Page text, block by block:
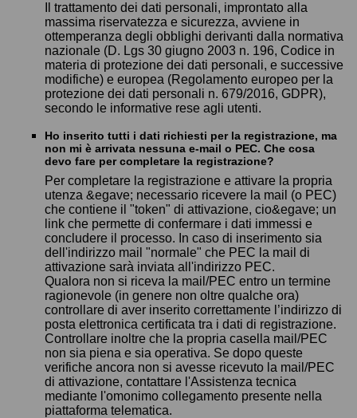
Il trattamento dei dati personali, improntato alla
massima riservatezza e sicurezza, avviene in
ottemperanza degli obblighi derivanti dalla normativa
nazionale (D. Lgs 30 giugno 2003 n. 196, Codice in
materia di protezione dei dati personali, e successive
modifiche) e europea (Regolamento europeo per la
protezione dei dati personali n. 679/2016, GDPR),
secondo le informative rese agli utenti.
Ho inserito tutti i dati richiesti per la registrazione, ma
non mi è arrivata nessuna e-mail o PEC. Che cosa
devo fare per completare la registrazione?
Per completare la registrazione e attivare la propria
utenza &egave; necessario ricevere la mail (o PEC)
che contiene il "token" di attivazione, cio&egave; un
link che permette di confermare i dati immessi e
concludere il processo. In caso di inserimento sia
dell'indirizzo mail "normale" che PEC la mail di
attivazione sarà inviata all'indirizzo PEC.
Qualora non si riceva la mail/PEC entro un termine
ragionevole (in genere non oltre qualche ora)
controllare di aver inserito correttamente l’indirizzo di
posta elettronica certificata tra i dati di registrazione.
Controllare inoltre che la propria casella mail/PEC
non sia piena e sia operativa. Se dopo queste
verifiche ancora non si avesse ricevuto la mail/PEC
di attivazione, contattare l'Assistenza tecnica
mediante l'omonimo collegamento presente nella
piattaforma telematica.